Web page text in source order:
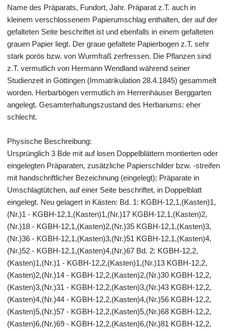
Name des Präparats, Fundort, Jahr. Präparat z.T. auch in
kleinem verschlossenem Papierumschlag enthalten, der auf der
gefalteten Seite beschriftet ist und ebenfalls in einem gefalteten
grauen Papier liegt. Der graue gefaltete Papierbogen z.T. sehr
stark porös bzw. von Wurmfraß zerfressen. Die Pflanzen sind
z.T. vermutlich von Hermann Wendland während seiner
Studienzeit in Göttingen (Immatrikulation 28.4.1845) gesammelt
worden. Herbarbögen vermutlich im Herrenhäuser Berggarten
angelegt. Gesamterhaltungszustand des Herbariums: eher
schlecht.
Physische Beschreibung:
Ursprünglich 3 Bde mit auf losen Doppelblättern montierten oder
eingelegten Präparaten, zusätzliche Papierschilder bzw. -streifen
mit handschriftlicher Bezeichnung (eingelegt); Präparate in
Umschlagtütchen, auf einer Seite beschriftet, in Doppelblatt
eingelegt. Neu gelagert in Kästen: Bd. 1: KGBH-12,1,(Kasten)1,
(Nr.)1 - KGBH-12,1,(Kasten)1,(Nr.)17 KGBH-12,1,(Kasten)2,
(Nr.)18 - KGBH-12,1,(Kasten)2,(Nr.)35 KGBH-12,1,(Kasten)3,
(Nr.)36 - KGBH-12,1,(Kasten)3,(Nr.)51 KGBH-12,1,(Kasten)4,
(Nr.)52 - KGBH-12,1,(Kasten)4,(Nr.)67 Bd. 2: KGBH-12,2,
(Kasten)1,(Nr.)1 - KGBH-12,2,(Kasten)1,(Nr.)13 KGBH-12,2,
(Kasten)2,(Nr.)14 - KGBH-12,2,(Kasten)2,(Nr.)30 KGBH-12,2,
(Kasten)3,(Nr.)31 - KGBH-12,2,(Kasten)3,(Nr.)43 KGBH-12,2,
(Kasten)4,(Nr.)44 - KGBH-12,2,(Kasten)4,(Nr.)56 KGBH-12,2,
(Kasten)5,(Nr.)57 - KGBH-12,2,(Kasten)5,(Nr.)68 KGBH-12,2,
(Kasten)6,(Nr.)69 - KGBH-12,2,(Kasten)6,(Nr.)81 KGBH-12,2,